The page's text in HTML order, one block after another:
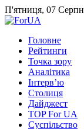
П'ятниця, 07
Головне
Рейтинги
Точка зору
Аналітика
Інтерв’ю
Столиця
Дайджест
TOP For UA
Суспiльство